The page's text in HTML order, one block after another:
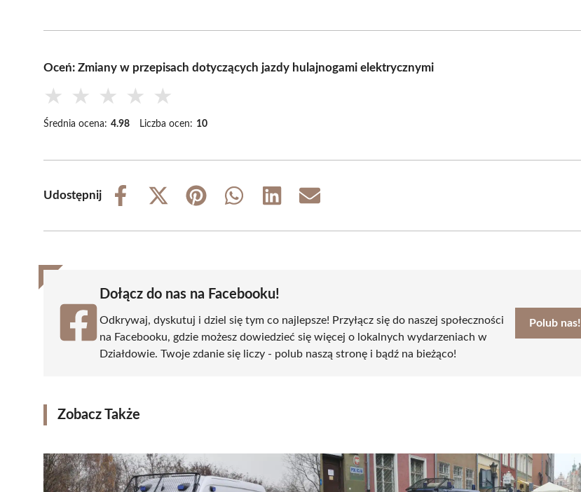
Oceń: Zmiany w przepisach dotyczących jazdy hulajnogami elektrycznymi
★ ★ ★ ★ ★
Średnia ocena: 4.98 Liczba ocen: 10
Udostępnij
Share
Share
(Twitter)
Share
Share
Share
Share
Dołącz do nas na Facebooku!
Odkrywaj, dyskutuj i dziel się tym co najlepsze! Przyłącz się do naszej społeczności
na Facebooku, gdzie możesz dowiedzieć się więcej o lokalnych wydarzeniach w
Działdowie. Twoje zdanie się liczy - polub naszą stronę i bądź na bieżąco!
Polub nas!
Zobacz Także